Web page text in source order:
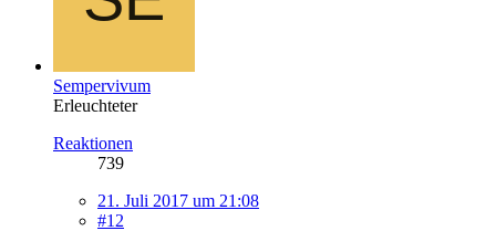
Sempervivum
Erleuchteter
Reaktionen
739
21. Juli 2017 um 21:08
#12